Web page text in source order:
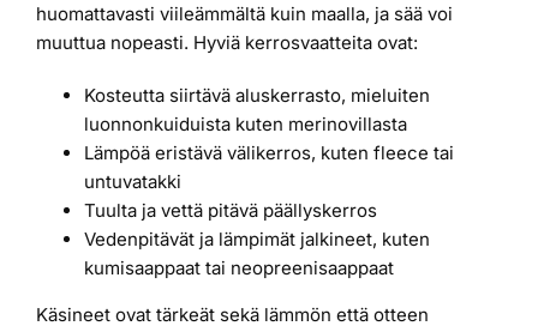
huomattavasti viileämmältä kuin maalla, ja sää voi
muuttua nopeasti. Hyviä kerrosvaatteita ovat:
Kosteutta siirtävä aluskerrasto, mieluiten
luonnonkuiduista kuten merinovillasta
Lämpöä eristävä välikerros, kuten fleece tai
untuvatakki
Tuulta ja vettä pitävä päällyskerros
Vedenpitävät ja lämpimät jalkineet, kuten
kumisaappaat tai neopreenisaappaat
Käsineet ovat tärkeät sekä lämmön että otteen